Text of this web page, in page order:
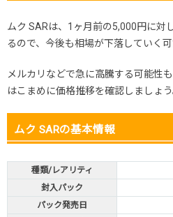
ムク SARは、1ヶ月前の5,000円に対
るので、今後も相場が下落していく可
メルカリなどで急に高騰する可能性
はこまめに価格推移を確認しましょう
ムク SARの基本情報
種類/レアリティ
封入パック
パック発売日